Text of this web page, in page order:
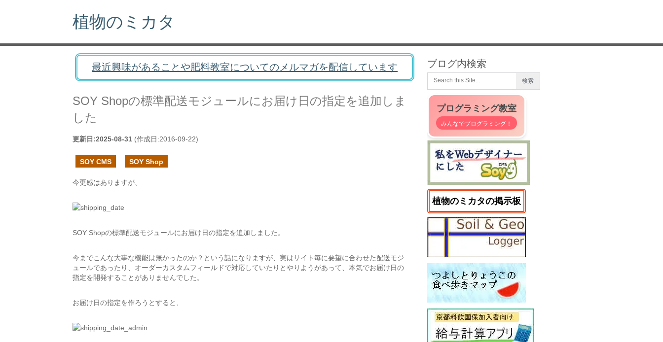
植物のミカタ
最近興味があることや肥料教室についてのメルマガを配信しています
SOY Shopの標準配送モジュールにお届け日の指定を追加しま
した
更新日:2025-08-31 (作成日:2016-09-22)
SOY CMS SOY Shop
今更感はありますが、
SOY Shopの標準配送モジュールにお届け日の指定を追加しました。
今までこんな大事な機能は無かったのか？という話になりますが、実はサイト毎に要望に合わせた配送モジ
ュールであったり、オーダーカスタムフィールドで対応していたりとやりようがあって、本気でお届け日の
指定を開発することがありませんでした。
お届け日の指定を作ろうとすると、
ブログ内検索
プログラミング教室
みんなでプログラミング！
植物のミカタの掲示板